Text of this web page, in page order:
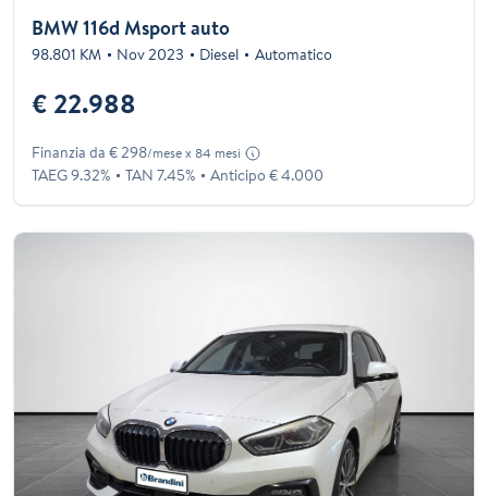
BMW 116d Msport auto
98.801 KM Nov 2023 Diesel Automatico
€ 22.988
Finanzia da € 298/mese x 84 mesi
TAEG 9.32% TAN 7.45% Anticipo € 4.000